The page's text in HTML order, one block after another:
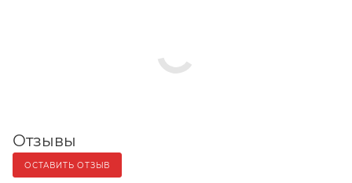
Отзывы
ОСТАВИТЬ ОТЗЫВ